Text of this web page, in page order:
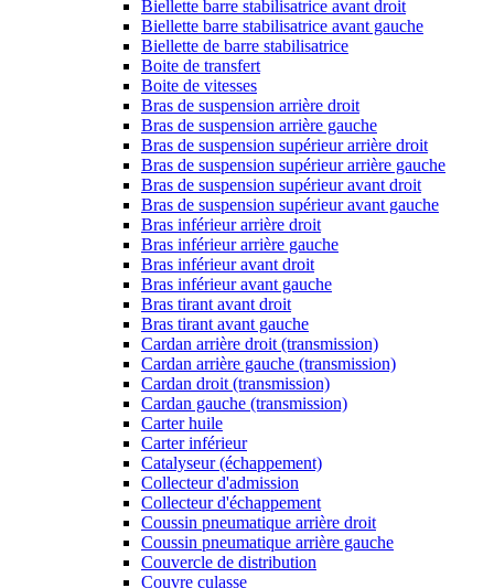
Biellette barre stabilisatrice avant droit
Biellette barre stabilisatrice avant gauche
Biellette de barre stabilisatrice
Boite de transfert
Boite de vitesses
Bras de suspension arrière droit
Bras de suspension arrière gauche
Bras de suspension supérieur arrière droit
Bras de suspension supérieur arrière gauche
Bras de suspension supérieur avant droit
Bras de suspension supérieur avant gauche
Bras inférieur arrière droit
Bras inférieur arrière gauche
Bras inférieur avant droit
Bras inférieur avant gauche
Bras tirant avant droit
Bras tirant avant gauche
Cardan arrière droit (transmission)
Cardan arrière gauche (transmission)
Cardan droit (transmission)
Cardan gauche (transmission)
Carter huile
Carter inférieur
Catalyseur (échappement)
Collecteur d'admission
Collecteur d'échappement
Coussin pneumatique arrière droit
Coussin pneumatique arrière gauche
Couvercle de distribution
Couvre culasse